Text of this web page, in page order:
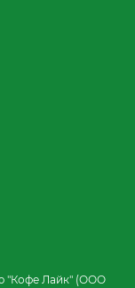
"Кофе Лайк" (ООО